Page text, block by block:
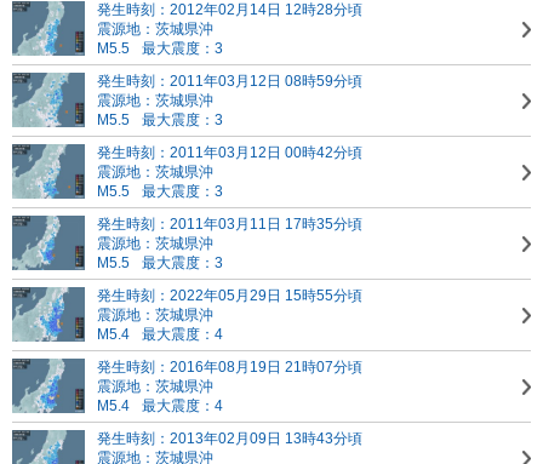
発生時刻：2012年02月14日 12時28分頃
震源地：茨城県沖
M5.5
最大震度：3
発生時刻：2011年03月12日 08時59分頃
震源地：茨城県沖
M5.5
最大震度：3
発生時刻：2011年03月12日 00時42分頃
震源地：茨城県沖
M5.5
最大震度：3
発生時刻：2011年03月11日 17時35分頃
震源地：茨城県沖
M5.5
最大震度：3
発生時刻：2022年05月29日 15時55分頃
震源地：茨城県沖
M5.4
最大震度：4
発生時刻：2016年08月19日 21時07分頃
震源地：茨城県沖
M5.4
最大震度：4
発生時刻：2013年02月09日 13時43分頃
震源地：茨城県沖